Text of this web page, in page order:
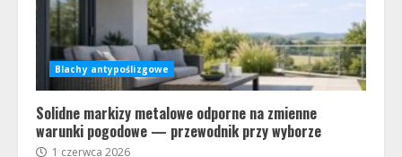
Blachy antypoślizgowe
Solidne markizy metalowe odporne na zmienne
warunki pogodowe — przewodnik przy wyborze
1 czerwca 2026